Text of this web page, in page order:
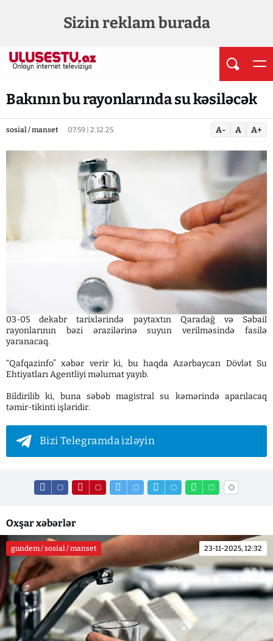
Sizin reklam burada
Bakının bu rayonlarında su kəsiləcək
sosial / manset 07:59 | 2.12.25 A- A A+
03-05 dekabr tarixlərində paytaxtın Qaradağ və Səbail
rayonlarının bəzi ərazilərinə suyun verilməsində fasilə
yaranacaq.
“Qafqazinfo” xəbər verir ki, bu haqda Azərbaycan Dövlət Su
Ehtiyatları Agentliyi məlumat yayıb.
Bildirilib ki, buna səbəb magistral su kəmərində aparılacaq
təmir-tikinti işləridir.
Bizi Telegramda izləyin
Oxşar xəbərlər
gundem / sosial / manset 23-11-2025, 12:32